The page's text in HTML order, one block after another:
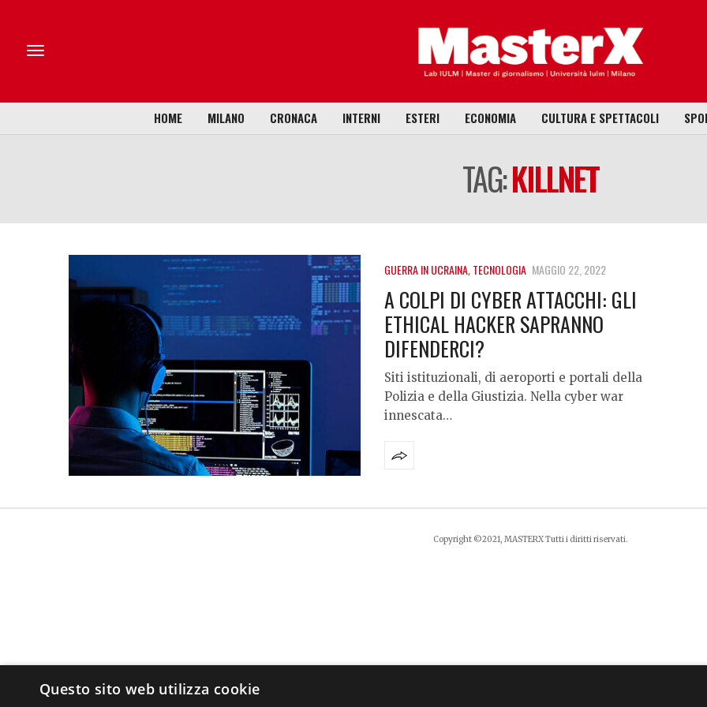
HOME MILANO CRONACA INTERNI ESTERI ECONOMIA CULTURA E SPETTACOLI
TAG:KILLNET
GUERRA IN UCRAINA,TECNOLOGIA MAGGIO 22, 2022
A COLPI DI CYBER ATTACCHI: GLI
ETHICAL HACKER SAPRANNO
DIFENDERCI?
Siti istituzionali, di aeroporti e portali della
Polizia e della Giustizia. Nella cyber war
innescata…
Copyright ©2021, MASTERX Tutti i diritti riservati.
Questo sito web utilizza cookie